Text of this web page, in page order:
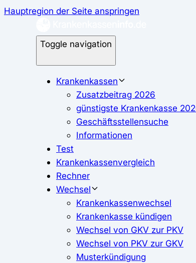
Hauptregion der Seite anspringen
Toggle navigation
Krankenkassen
Zusatzbeitrag 2026
günstigste Krankenkasse
Geschäftsstellensuche
Informationen
Test
Krankenkassenvergleich
Rechner
Wechsel
Krankenkassenwechsel
Krankenkasse kündigen
Wechsel von GKV zur PKV
Wechsel von PKV zur GKV
Musterkündigung